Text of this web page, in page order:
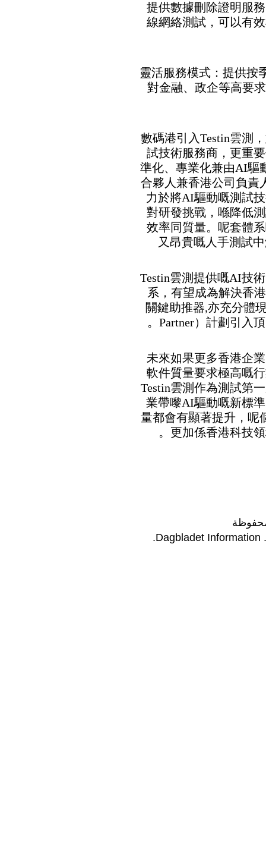
提供數據刪除證明服
線網絡測試，可以有
• 靈活服務模式：提供
對金融、政企等高要
數碼港引入Testin雲測
試技術服務商，更重
準化、專業化兼由AI驅
合夥人兼香港公司負責
力於將AI驅動嘅測試
對研發挑戰，喺降低
效率同質量。呢套體
又昂貴嘅人手測試
Testin雲測提供嘅AI技
系，有望成為解決香
關鍵助推器,亦充分體
Partner）計劃引入
未來如果更多香港企
軟件質量要求極高嘅
Testin雲測作為測試第
業帶嚟AI驅動嘅新標
量都會有顯著提升，呢
更加係香港科技
Dagbladet Information